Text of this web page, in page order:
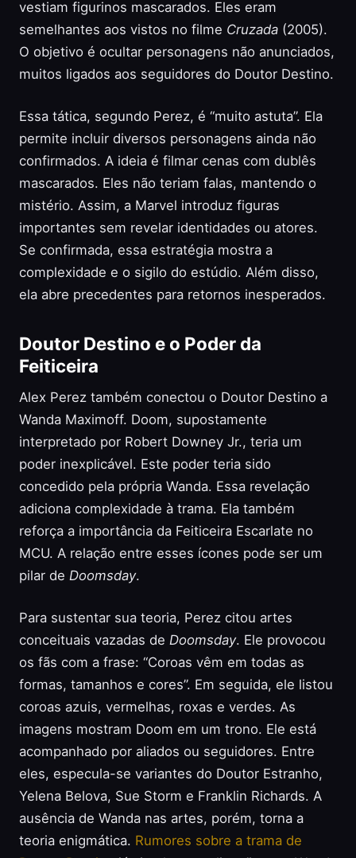
vestiam figurinos mascarados. Eles eram
semelhantes aos vistos no filme Cruzada (2005).
O objetivo é ocultar personagens não anunciados,
muitos ligados aos seguidores do Doutor Destino.
Essa tática, segundo Perez, é “muito astuta”. Ela
permite incluir diversos personagens ainda não
confirmados. A ideia é filmar cenas com dublês
mascarados. Eles não teriam falas, mantendo o
mistério. Assim, a Marvel introduz figuras
importantes sem revelar identidades ou atores.
Se confirmada, essa estratégia mostra a
complexidade e o sigilo do estúdio. Além disso,
ela abre precedentes para retornos inesperados.
Doutor Destino e o Poder da
Feiticeira
Alex Perez também conectou o Doutor Destino a
Wanda Maximoff. Doom, supostamente
interpretado por Robert Downey Jr., teria um
poder inexplicável. Este poder teria sido
concedido pela própria Wanda. Essa revelação
adiciona complexidade à trama. Ela também
reforça a importância da Feiticeira Escarlate no
MCU. A relação entre esses ícones pode ser um
pilar de Doomsday.
Para sustentar sua teoria, Perez citou artes
conceituais vazadas de Doomsday. Ele provocou
os fãs com a frase: “Coroas vêm em todas as
formas, tamanhos e cores”. Em seguida, ele listou
coroas azuis, vermelhas, roxas e verdes. As
imagens mostram Doom em um trono. Ele está
acompanhado por aliados ou seguidores. Entre
eles, especula-se variantes do Doutor Estranho,
Yelena Belova, Sue Storm e Franklin Richards. A
ausência de Wanda nas artes, porém, torna a
teoria enigmática. Rumores sobre a trama de